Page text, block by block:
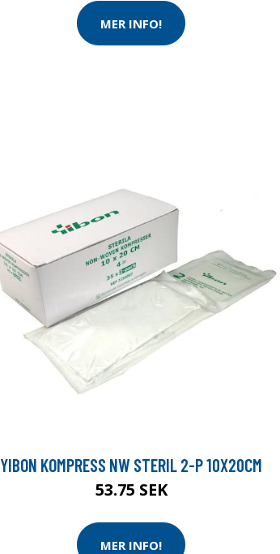
MER INFO!
YIBON KOMPRESS NW STERIL 2-P 10X20CM
53.75 SEK
MER INFO!